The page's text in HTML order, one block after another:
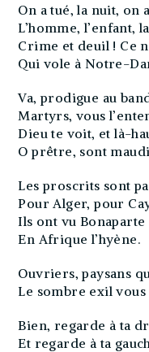
On a tué, la nuit, on
L’homme, l’enfant,
Crime et deuil ! Ce
Qui vole à Notre-
Va, prodigue au
Martyrs, vous
Dieu te voit, et là-
O prêtre, sont
Les proscrits sont
Pour Alger, pour
Ils ont vu
En Afrique l’hyène.
Ouvriers, paysans
Le sombre exil vous
Bien, regarde à ta
Et regarde à ta